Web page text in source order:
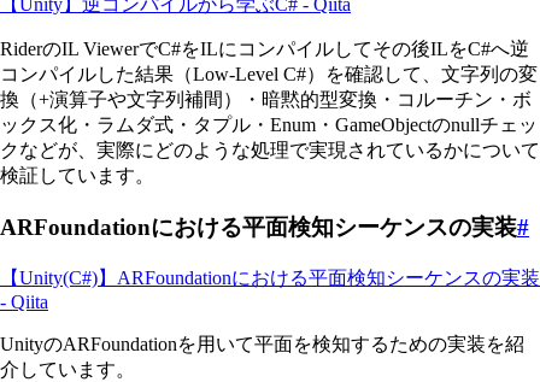
【Unity】逆コンパイルから学ぶC# - Qiita
RiderのIL ViewerでC#をILにコンパイルしてその後ILをC#へ逆
コンパイルした結果（Low-Level C#）を確認して、文字列の変
換（+演算子や文字列補間）・暗黙的型変換・コルーチン・ボ
ックス化・ラムダ式・タプル・Enum・GameObjectのnullチェッ
クなどが、実際にどのような処理で実現されているかについて
検証しています。
ARFoundationにおける平面検知シーケンスの実装#
【Unity(C#)】ARFoundationにおける平面検知シーケンスの実装
- Qiita
UnityのARFoundationを用いて平面を検知するための実装を紹
介しています。